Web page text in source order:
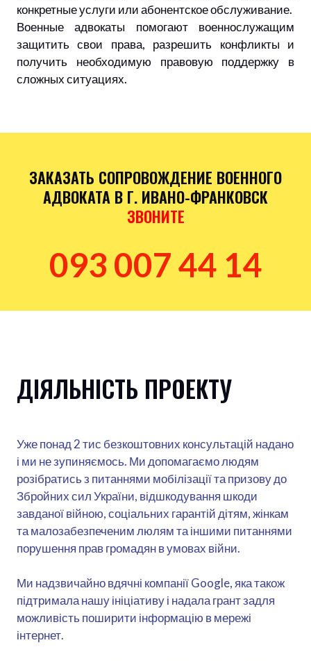
конкретные услуги или абонентское обслуживание.
Военные адвокаты помогают военнослужащим
защитить свои права, разрешить конфликты и
получить необходимую правовую поддержку в
сложных ситуациях.
ЗАКАЗАТЬ СОПРОВОЖДЕНИЕ ВОЕННОГО
АДВОКАТА В Г. ИВАНО-ФРАНКОВСК
ЗВОНИТЕ
093 007 44 14
ДІЯЛЬНІСТЬ ПРОЕКТУ
Уже понад 2 тис безкоштовних консультацій надано
і ми не зупиняємось. Ми допомагаємо людям
розібратись з питаннями мобілізації та призову до
Збройних сил України, відшкодування шкоди
завданої війною, соціальних гарантій дітям, жінкам
та малозабезпеченим люлям та іншими питаннями
порушення прав громадян в умовах війни.
Ми надзвичайно вдячні компанії Google, яка також
підтримала нашу ініціативу і надала грант задля
можливість поширити інформацію в мережі
інтернет.